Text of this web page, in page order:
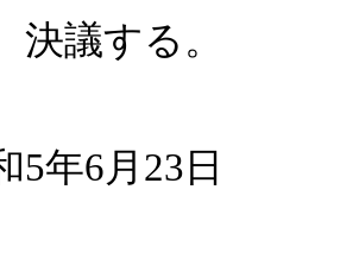
議する。
6月23日